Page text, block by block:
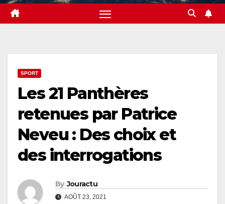
SPORT
Les 21 Panthères
retenues par Patrice
Neveu : Des choix et
des interrogations
By Jouractu
AOÛT 23, 2021